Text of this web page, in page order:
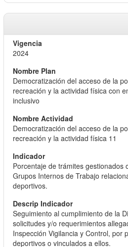
2024
Democratización del acceso de la
recreación y la actividad física con
inclusivo
Democratización del acceso de la
recreación y la actividad física 11
Porcentaje de trámites gestionados
Grupos Internos de Trabajo
deportivos.
Seguimiento al cumplimiento de la
solicitudes y/o requerimientos
Inspección Vigilancia y Control, por
deportivos o vinculados a ellos.